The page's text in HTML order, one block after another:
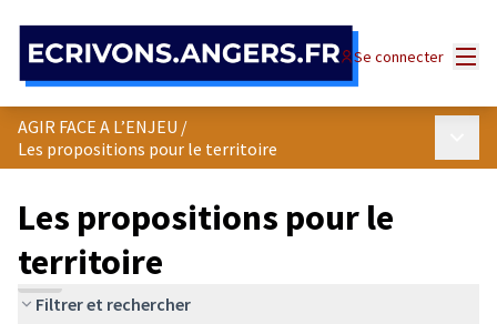
Se connecter
AGIR FACE A L’ENJEU /
Les propositions pour le territoire
Les propositions pour le
territoire
Filtrer et rechercher